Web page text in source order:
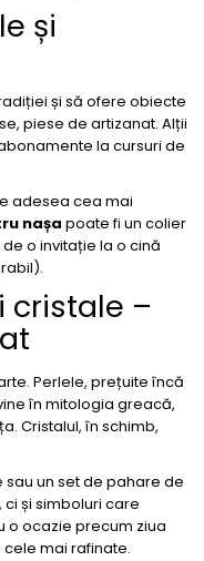
și
și să ofere obiecte
piese de artizanat. Alții
la cursuri de
adesea cea mai
nașa poate fi un colier
o invitație la o cină
cristale –
Perlele, prețuite încă
în mitologia greacă,
Cristalul, în schimb,
un set de pahare de
și simboluri care
o ocazie precum ziua
mai rafinate.